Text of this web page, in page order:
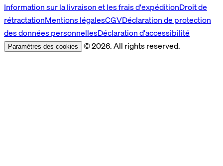
Information sur la livraison et les frais d'expéditionDroit de
rétractationMentions légalesCGVDéclaration de protection
des données personnellesDéclaration d'accessibilité
Paramètres des cookies © 2026. All rights reserved.